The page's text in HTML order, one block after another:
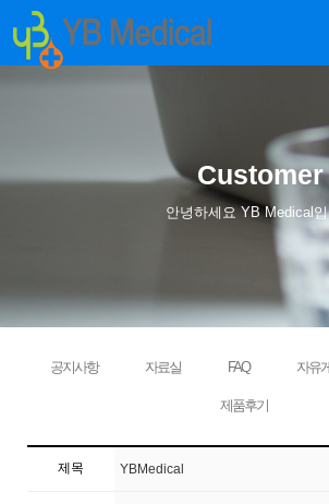
Customer
안녕하세요 YB Medical
공지사항 자료실 FAQ 자유
제품후기
제목 YBMedical